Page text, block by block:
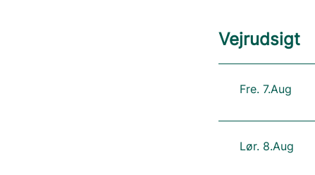
Vejrudsigt
Fre. 7.Aug
Lør. 8.Aug